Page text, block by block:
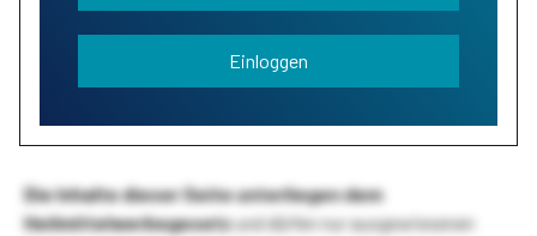
Einloggen
Die Inhalte dieser Seite unterliegen dem
Heilmittelwerbegesetzund dürfen nur ausgewiesenen